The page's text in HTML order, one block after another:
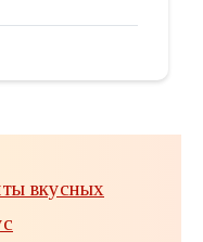
вкусных